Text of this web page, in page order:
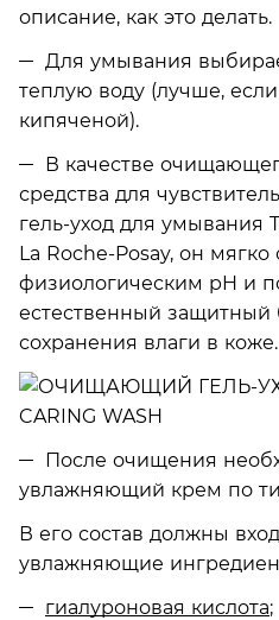
описание, как это делать.
Для умывания
теплую воду (лучше,
кипяченой).
В качестве
средства для
гель-уход для умывания
La Roche-Posay, он
физиологическим pH и
естественный защитный
сохранения влаги в коже.
После очищения
увлажняющий крем по
В его состав должны
увлажняющие
гиалуроновая кислота;